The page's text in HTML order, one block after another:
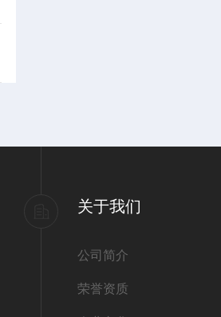
关于我们
公司简介
荣誉资质